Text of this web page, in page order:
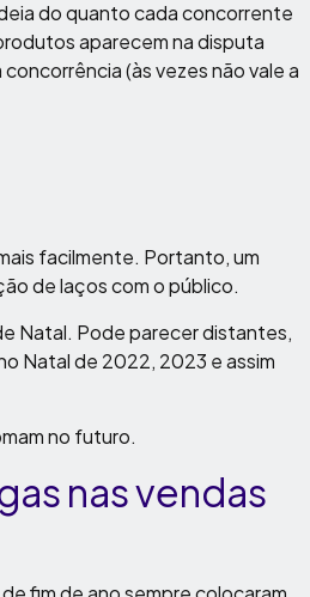
do quanto cada concorrente
aparecem na disputa
(às vezes não vale a
facilmente. Portanto, um
de laços com o público.
Natal. Pode parecer distantes,
Natal de 2022, 2023 e assim
no futuro.
nas vendas